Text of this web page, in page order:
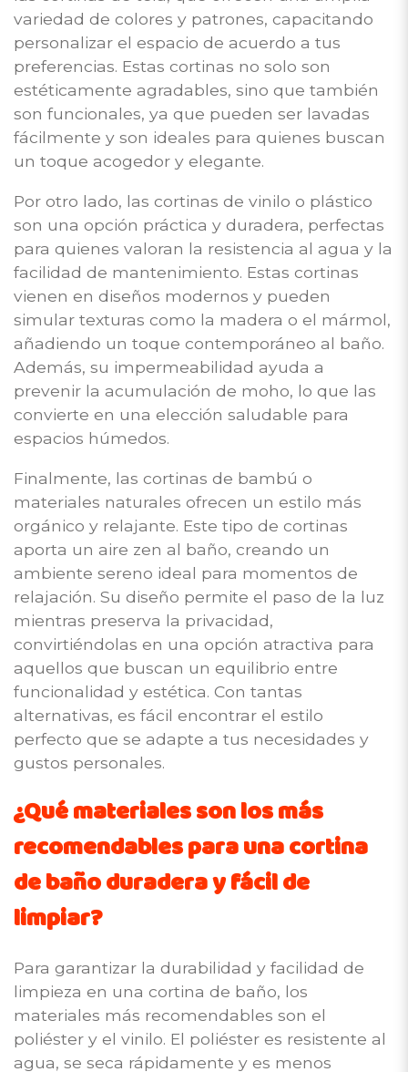
variedad de colores y patrones, capacitando
personalizar el espacio de acuerdo a tus
preferencias. Estas cortinas no solo son
estéticamente agradables, sino que también
son funcionales, ya que pueden ser lavadas
fácilmente y son ideales para quienes buscan
un toque acogedor y elegante.
Por otro lado, las cortinas de vinilo o plástico
son una opción práctica y duradera, perfectas
para quienes valoran la resistencia al agua y la
facilidad de mantenimiento. Estas cortinas
vienen en diseños modernos y pueden
simular texturas como la madera o el mármol,
añadiendo un toque contemporáneo al baño.
Además, su impermeabilidad ayuda a
prevenir la acumulación de moho, lo que las
convierte en una elección saludable para
espacios húmedos.
Finalmente, las cortinas de bambú o
materiales naturales ofrecen un estilo más
orgánico y relajante. Este tipo de cortinas
aporta un aire zen al baño, creando un
ambiente sereno ideal para momentos de
relajación. Su diseño permite el paso de la luz
mientras preserva la privacidad,
convirtiéndolas en una opción atractiva para
aquellos que buscan un equilibrio entre
funcionalidad y estética. Con tantas
alternativas, es fácil encontrar el estilo
perfecto que se adapte a tus necesidades y
gustos personales.
¿Qué materiales son los más
recomendables para una cortina
de baño duradera y fácil de
limpiar?
Para garantizar la durabilidad y facilidad de
limpieza en una cortina de baño, los
materiales más recomendables son el
poliéster y el vinilo. El poliéster es resistente al
agua, se seca rápidamente y es menos